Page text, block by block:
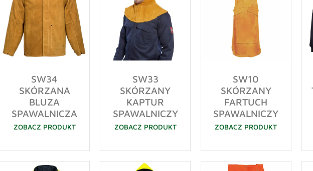
SW34
SKÓRZANA
BLUZA
SPAWALNICZA
ZOBACZ PRODUKT
SW33
SKÓRZANY
KAPTUR
SPAWALNICZY
ZOBACZ PRODUKT
SW10
SKÓRZANY
FARTUCH
SPAWALNICZY
ZOBACZ PRODUKT